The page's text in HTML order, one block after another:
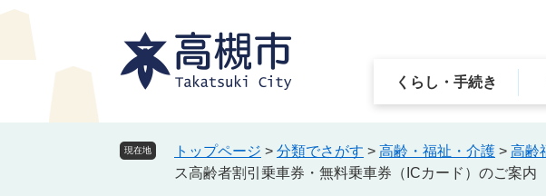
ペ
メ
くらし・手続き
現在地 トップページ > 分類でさがす > 高齢・福祉・介護 > 高齢
ス高齢者割引乗車券・無料乗車券（ICカード）のご案内